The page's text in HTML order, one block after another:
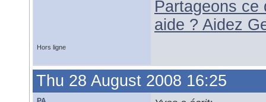
Partageons ce
aide ? Aidez
Hors ligne
Thu 28 August 2008 16:25